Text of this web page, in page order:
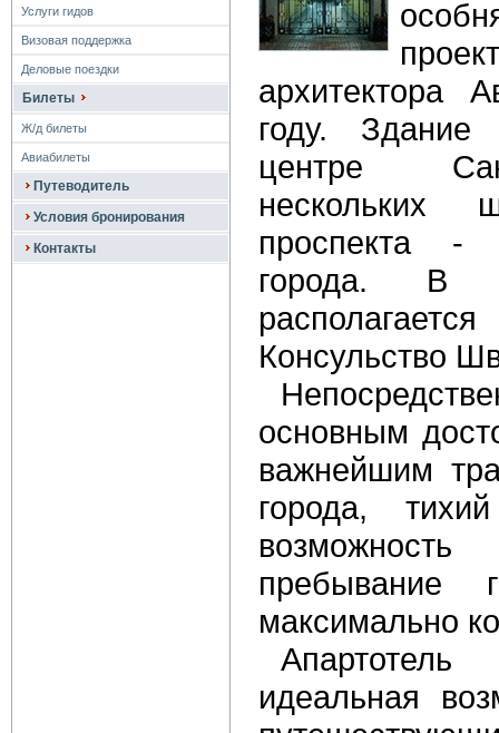
Услуги гидов
Визовая поддержка
Деловые поездки
Билеты
Ж/д билеты
Авиабилеты
Путеводитель
Условия бронирования
Контакты
архитектора
году.
центре
нескольких
проспекта -
города. В
Консульство
основным
важнейшим
города,
пребывание
максимально
идеальная